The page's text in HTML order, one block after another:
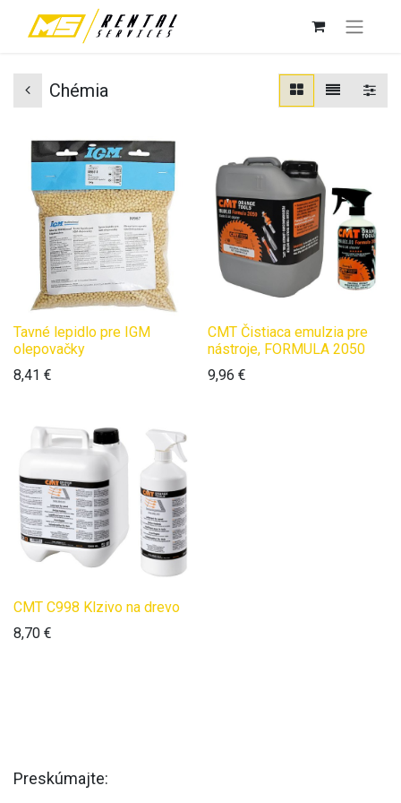
Chémia
Tavné lepidlo pre IGM
olepovačky
8,41 €
CMT Čistiaca emulzia pre
nástroje, FORMULA 2050
9,96 €
CMT C998 Klzivo na drevo
8,70 €
Preskúmajte: